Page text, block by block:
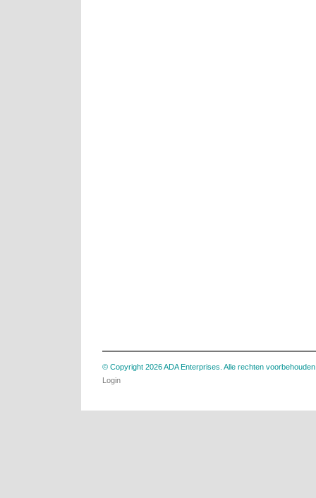
© Copyright 2026 ADA Enterprises. Alle rechten
Login